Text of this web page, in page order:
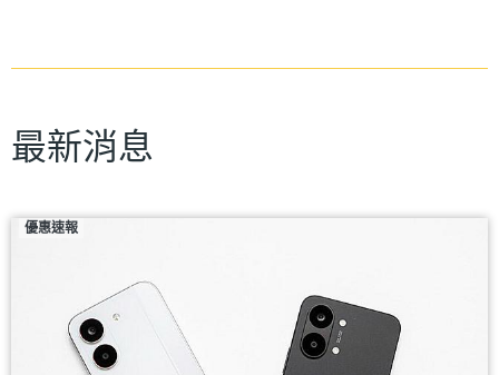
最新消息
優惠速報